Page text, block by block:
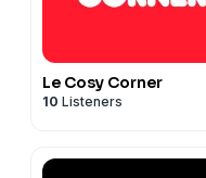
Le Cosy Corner
10 Listeners